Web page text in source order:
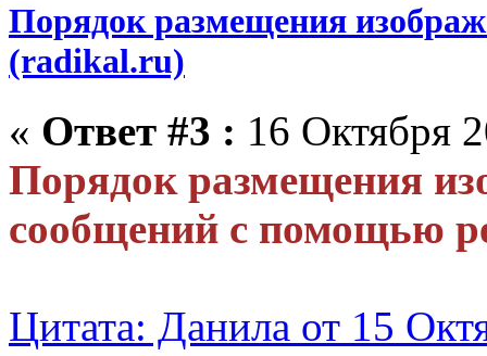
Порядок размещения
(radikal.ru)
« Ответ #3 : 16 Октября
Порядок размещения
сообщений с помощью
Цитата: Данила от 15